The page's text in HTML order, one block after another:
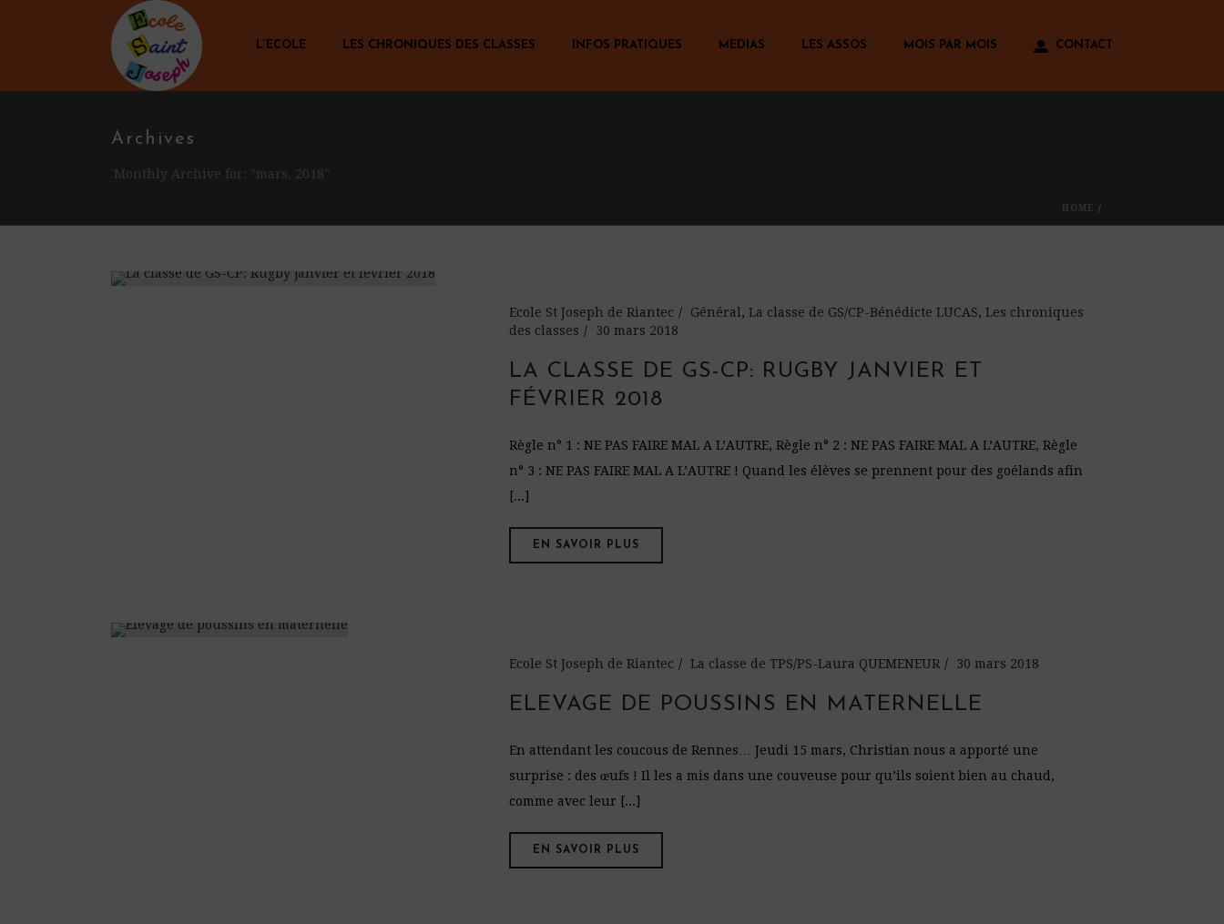
L’ECOLE LES CHRONIQUES DES CLASSES INFOS PRATIQUES MEDIAS LES ASSOS MOIS PAR MOIS CONTACT
Archives
Monthly Archive for: "mars, 2018"
HOME /
Ecole St Joseph de Riantec Général , La classe de GS/CP-Bénédicte LUCAS, Les chroniques
des classes
30 mars 2018
LA CLASSE DE GS-CP: RUGBY JANVIER ET
FÉVRIER 2018
Règle n° 1 : NE PAS FAIRE MAL A L’AUTRE, Règle n° 2 : NE PAS FAIRE MAL A L’AUTRE, Règle
n° 3 : NE PAS FAIRE MAL A L’AUTRE ! Quand les élèves se prennent pour des goélands afin
[...]
EN SAVOIR PLUS
Ecole St Joseph de Riantec La classe de TPS/PS-Laura QUEMENEUR 30 mars 2018
ELEVAGE DE POUSSINS EN MATERNELLE
En attendant les coucous de Rennes… Jeudi 15 mars, Christian nous a apporté une
surprise : des œufs ! Il les a mis dans une couveuse pour qu’ils soient bien au chaud,
comme avec leur [...]
EN SAVOIR PLUS